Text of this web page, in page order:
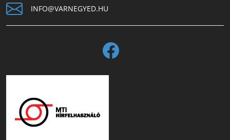
INFO@VARNEGYED.HU